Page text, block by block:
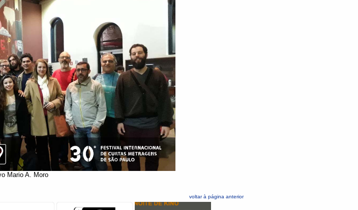
Mario A. Moro
voltar à página anterior